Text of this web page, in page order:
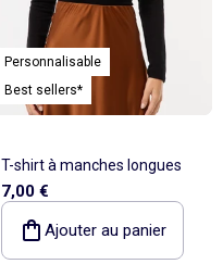
Personnalisable
Best sellers*
T-shirt à manches longues
7,00 €
Ajouter au panier